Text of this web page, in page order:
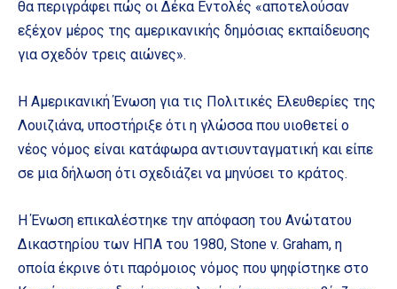
θα περιγράφει πώς οι Δέκα Εντολές «αποτελούσαν
εξέχον μέρος της αμερικανικής δημόσιας εκπαίδευσης
για σχεδόν τρεις αιώνες».
Η Αμερικανική Ένωση για τις Πολιτικές Ελευθερίες της
Λουιζιάνα, υποστήριξε ότι η γλώσσα που υιοθετεί ο
νέος νόμος είναι κατάφωρα αντισυνταγματική και είπε
σε μια δήλωση ότι σχεδιάζει να μηνύσει το κράτος.
Η Ένωση επικαλέστηκε την απόφαση του Ανώτατου
Δικαστηρίου των ΗΠΑ του 1980, Stone v. Graham, η
οποία έκρινε ότι παρόμοιος νόμος που ψηφίστηκε στο